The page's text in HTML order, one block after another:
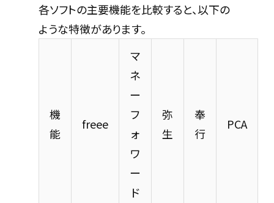
各ソフトの主要機能を比較すると、以下の
ような特徴があります。
機
能
freee
マ
ネ
ー
フ
ォ
ワ
ー
ド
弥
生
奉
行
PCA